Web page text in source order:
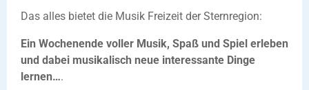
Das alles bietet die Musik Freizeit der Sternregion:
Ein Wochenende voller Musik, Spaß und Spiel erleben
und dabei musikalisch neue interessante Dinge
lernen….